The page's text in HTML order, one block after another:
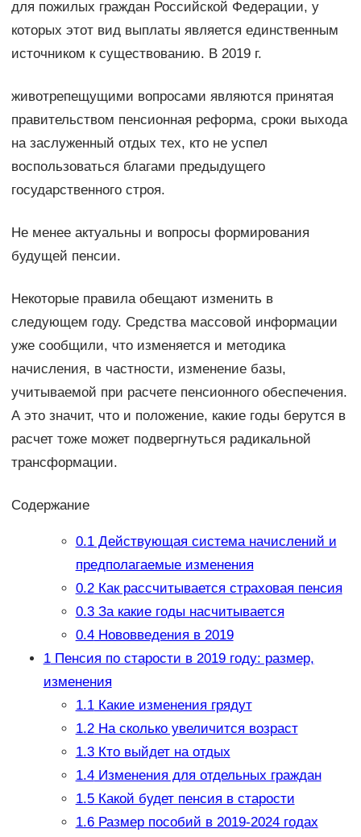
для пожилых граждан Российской Федерации, у
которых этот вид выплаты является единственным
источником к существованию. В 2019 г.
животрепещущими вопросами являются принятая
правительством пенсионная реформа, сроки выхода
на заслуженный отдых тех, кто не успел
воспользоваться благами предыдущего
государственного строя.
Не менее актуальны и вопросы формирования
будущей пенсии.
Некоторые правила обещают изменить в
следующем году. Средства массовой информации
уже сообщили, что изменяется и методика
начисления, в частности, изменение базы,
учитываемой при расчете пенсионного обеспечения.
А это значит, что и положение, какие годы берутся в
расчет тоже может подвергнуться радикальной
трансформации.
Содержание
0.1Действующая система начислений и
предполагаемые изменения
0.2Как рассчитывается страховая пенсия
0.3За какие годы насчитывается
0.4Нововведения в 2019
1Пенсия по старости в 2019 году: размер,
изменения
1.1Какие изменения грядут
1.2На сколько увеличится возраст
1.3Кто выйдет на отдых
1.4Изменения для отдельных граждан
1.5Какой будет пенсия в старости
1.6Размер пособий в 2019-2024 годах